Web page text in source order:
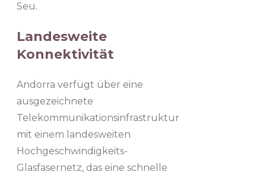
Seu.
Landesweite
Konnektivität
Andorra verfügt über eine
ausgezeichnete
Telekommunikationsinfrastruktur
mit einem landesweiten
Hochgeschwindigkeits-
Glasfasernetz, das eine schnelle